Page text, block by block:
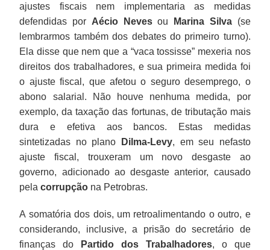
ajustes fiscais nem implementaria as medidas
defendidas por Aécio Nevesou Marina Silva(se
lembrarmos também dos debates do primeiro turno).
Ela disse que nem que a “vaca tossisse” mexeria nos
direitos dos trabalhadores, e sua primeira medida foi
o ajuste fiscal, que afetou o seguro desemprego, o
abono salarial. Não houve nenhuma medida, por
exemplo, da taxação das fortunas, de tributação mais
dura e efetiva aos bancos. Estas medidas
sintetizadas no plano
Dilma-Levy, em seu nefasto
ajuste fiscal, trouxeram um novo desgaste ao
governo, adicionado ao desgaste anterior, causado
pelacorrupção na Petrobras.
A somatória dos dois, um retroalimentando o outro, e
considerando, inclusive, a prisão do secretário de
finanças do
Partido dos Trabalhadores, o que